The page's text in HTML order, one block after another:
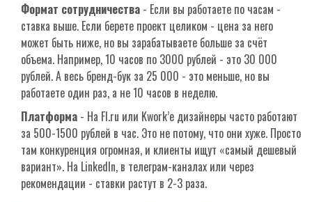
Формат сотрудничества - Если вы работаете по часам -
ставка выше. Если берете проект целиком - цена за него
может быть ниже, но вы зарабатываете больше за счёт
объема. Например, 10 часов по 3000 рублей - это 30 000
рублей. А весь бренд-бук за 25 000 - это меньше, но вы
работаете один раз, а не 10 часов в неделю.
Платформа - На Fl.ru или Kwork’е дизайнеры часто работают
за 500-1500 рублей в час. Это не потому, что они хуже. Просто
там конкуренция огромная, и клиенты ищут «самый дешевый
вариант». На LinkedIn, в телеграм-каналах или через
рекомендации - ставки растут в 2-3 раза.